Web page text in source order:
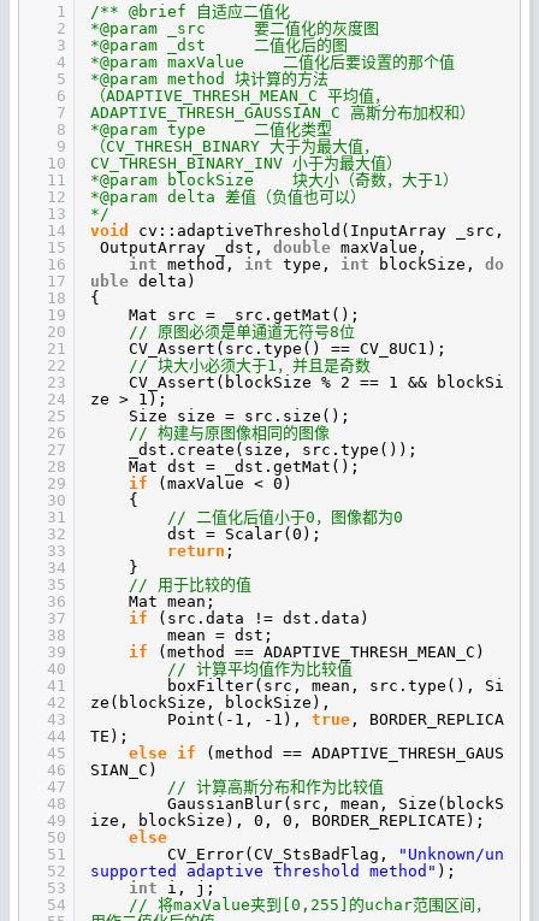
1
2
3
4
5
6
7
8
9
10
11
12
13
14
15
16
17
18
19
20
21
22
23
24
25
26
27
28
29
30
31
32
33
34
35
36
37
38
39
40
41
42
43
44
45
46
47
48
49
50
51
52
53
54
/** @brief 自适应二值化
*@param _src 要二值化的灰度图
*@param _dst 二值化后的图
*@param maxValue 二值化后要设置的那个值
*@param method 块计算的方法
（ADAPTIVE_THRESH_MEAN_C 平均值，
ADAPTIVE_THRESH_GAUSSIAN_C 高斯分布加权和）
*@param type 二值化类型
（CV_THRESH_BINARY 大于为最大值，
CV_THRESH_BINARY_INV 小于为最大值）
*@param blockSize 块大小（奇数，大于1）
*@param delta 差值（负值也可以）
*/
void
cv::adaptiveThreshold(InputArray _src,
OutputArray _dst, double maxValue,
int method, int type, int blockSize, do
uble delta)
{
Mat src = _src.getMat();
// 原图必须是单通道无符号8位
CV_Assert(src.type() == CV_8UC1);
// 块大小必须大于1，并且是奇数
CV_Assert(blockSize % 2 == 1 && blockSi
ze > 1);
Size size = src.size();
// 构建与原图像相同的图像
_dst.create(size, src.type());
Mat dst = _dst.getMat();
if
(maxValue < 0)
{
// 二值化后值小于0，图像都为0
dst = Scalar(0);
return ;
}
// 用于比较的值
Mat mean;
if
(src.data != dst.data)
mean = dst;
if
(method == ADAPTIVE_THRESH_MEAN_C)
// 计算平均值作为比较值
boxFilter(src, mean, src.type(), Si
ze(blockSize, blockSize),
Point(-1, -1), true , BORDER_REPLICA
TE);
else if
(method == ADAPTIVE_THRESH_GAUS
SIAN_C)
// 计算高斯分布和作为比较值
GaussianBlur(src, mean, Size(blockS
ize, blockSize), 0, 0, BORDER_REPLICATE);
else
CV_Error(CV_StsBadFlag,
"Unknown/un
supported adaptive threshold method" );
int
i, j;
// 将maxValue夹到[0,255]的uchar范围区间，